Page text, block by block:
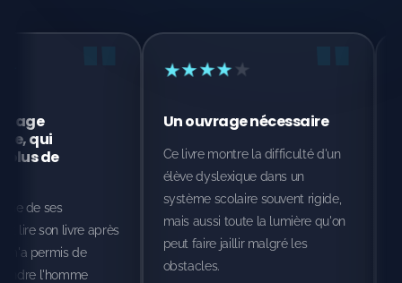
"
Une voix forte pour la
cause des dys
Ce livre devrait être dans toutes
les écoles. Il donne une voix à
ceux qu'on entend trop peu.
★
Un témoignage
Son écriture est accessible,
sincère, et terriblement
Un must pour mieux
les troubles dys et pour se